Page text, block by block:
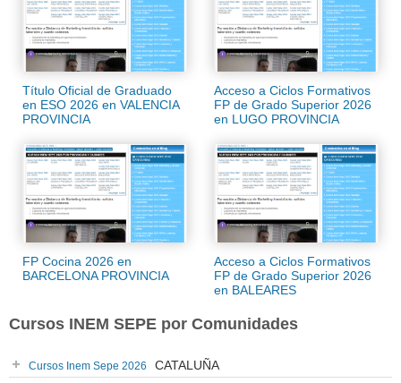
Título Oficial de Graduado
en ESO 2026 en VALENCIA
PROVINCIA
Acceso a Ciclos Formativos
FP de Grado Superior 2026
en LUGO PROVINCIA
FP Cocina 2026 en
BARCELONA PROVINCIA
Acceso a Ciclos Formativos
FP de Grado Superior 2026
en BALEARES
Cursos INEM SEPE por Comunidades
Cursos Inem Sepe 2026 CATALUÑA